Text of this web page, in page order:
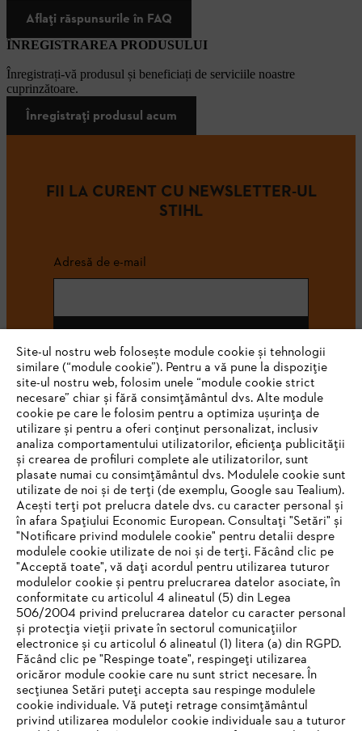
Aflați răspunsurile în FAQ
ÎNREGISTRAREA PRODUSULUI
Înregistrați-vă produsul și beneficiați de serviciile noastre
cuprinzătoare.
Înregistrați produsul acum
FII LA CURENT CU NEWSLETTER-UL
STIHL
Adresă de e-mail
#STIHL
STIHL Romania
Informaţii Utile
IHR BROWSER WIRD NICHT
UNTERSTÜTZT
Site-ul nostru web folosește module cookie și tehnologii
similare (“module cookie”). Pentru a vă pune la dispoziție
site-ul nostru web, folosim unele “module cookie strict
necesare” chiar și fără consimțământul dvs. Alte module
cookie pe care le folosim pentru a optimiza ușurința de
utilizare și pentru a oferi conținut personalizat, inclusiv
analiza comportamentului utilizatorilor, eficiența publicității
și crearea de profiluri complete ale utilizatorilor, sunt
plasate numai cu consimțământul dvs. Modulele cookie sunt
utilizate de noi și de terți (de exemplu, Google sau Tealium).
Acești terți pot prelucra datele dvs. cu caracter personal și
în afara Spațiului Economic European. Consultați "Setări" și
"Notificare privind modulele cookie" pentru detalii despre
modulele cookie utilizate de noi și de terți. Făcând clic pe
"Acceptă toate", vă dați acordul pentru utilizarea tuturor
modulelor cookie și pentru prelucrarea datelor asociate, în
conformitate cu articolul 4 alineatul (5) din Legea
506/2004 privind prelucrarea datelor cu caracter personal
și protecția vieții private în sectorul comunicațiilor
electronice și cu articolul 6 alineatul (1) litera (a) din RGPD.
Făcând clic pe "Respinge toate", respingeți utilizarea
oricăror module cookie care nu sunt strict necesare. În
secțiunea Setări puteți accepta sau respinge modulele
cookie individuale. Vă puteți retrage consimțământul
privind utilizarea modulelor cookie individuale sau a tuturor